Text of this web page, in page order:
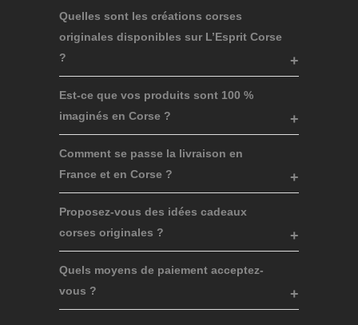
Quelles sont les créations corses
originales disponibles sur L’Esprit Corse
?
Est-ce que vos produits sont 100 %
imaginés en Corse ?
Comment se passe la livraison en
France et en Corse ?
Proposez-vous des idées cadeaux
corses originales ?
Quels moyens de paiement acceptez-
vous ?